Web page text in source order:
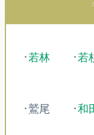
･若林 ･若
･鷲尾 ･和